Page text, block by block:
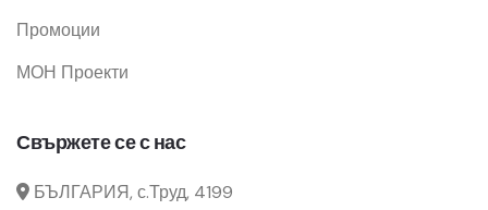
Промоции
МОН Проекти
Свържете се с нас
БЪЛГАРИЯ, с.Труд, 4199